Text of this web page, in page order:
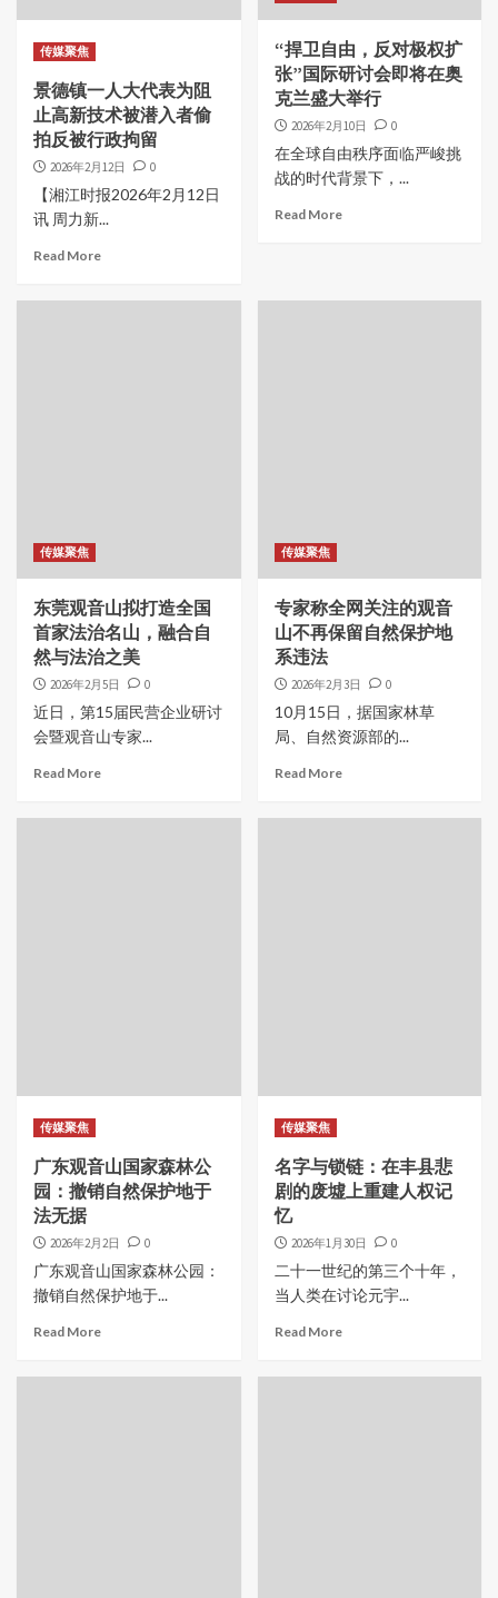
传媒聚焦
景德镇一人大代表为阻
止高新技术被潜入者偷
拍反被行政拘留
2026年2月12日 0
【湘江时报2026年2月12日
讯 周力新...
Read More
“捍卫自由，反对极权扩
张”国际研讨会即将在奥
克兰盛大举行
2026年2月10日 0
在全球自由秩序面临严峻挑
战的时代背景下，...
Read More
传媒聚焦
东莞观音山拟打造全国
首家法治名山，融合自
然与法治之美
2026年2月5日 0
近日，第15届民营企业研讨
会暨观音山专家...
Read More
传媒聚焦
专家称全网关注的观音
山不再保留自然保护地
系违法
2026年2月3日 0
10月15日，据国家林草
局、自然资源部的...
Read More
传媒聚焦
广东观音山国家森林公
园：撤销自然保护地于
法无据
2026年2月2日 0
广东观音山国家森林公园：
撤销自然保护地于...
Read More
传媒聚焦
名字与锁链：在丰县悲
剧的废墟上重建人权记
忆
2026年1月30日 0
二十一世纪的第三个十年，
当人类在讨论元宇...
Read More